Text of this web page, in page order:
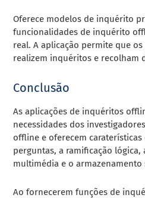
Oferece modelos de inquérito
funcionalidades de inquérito
real. A aplicação permite que
realizem inquéritos e recolham
Conclusão
As aplicações de inquéritos
necessidades dos
offline e oferecem
perguntas, a ramificação lógica,
multimédia e o armazenamento
Ao fornecerem funções de